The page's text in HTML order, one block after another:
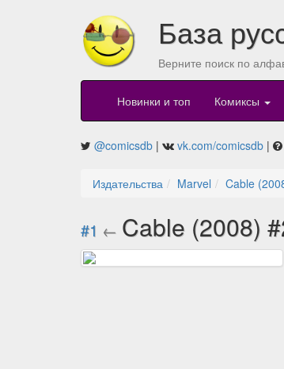
База
Верните поиск по
Новинки и топ Комиксы
@comicsdb | vk.com/comicsdb |
Издательства Marvel Cable
#1 ← Cable (2008)